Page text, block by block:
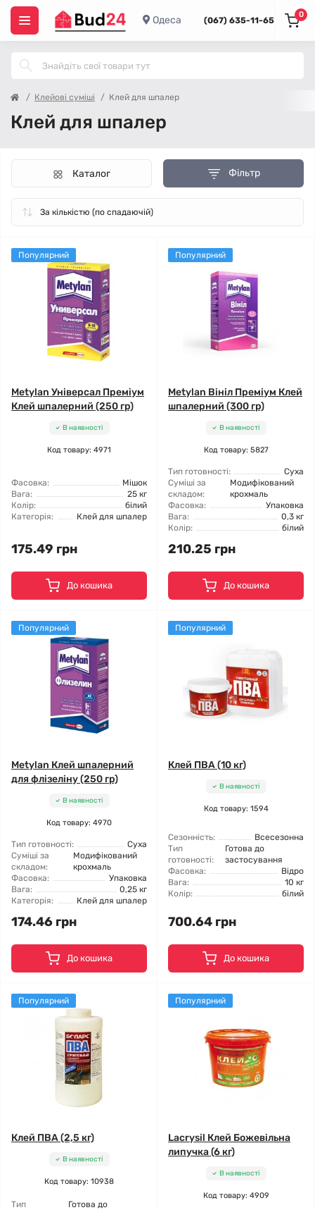
Одеса (067) 635-11-65
0
Клейові суміші Клей для шпалер
Клей для шпалер
Фільтр
Каталог
Популярний
Metylan Універсал Преміум
Клей шпалерний (250 гр)
В наявності
Код товару: 4971
Фасовка:
Мішок
Вага:
25 кг
Колір:
білий
Категорія:
Клей для шпалер
175.49 грн
До кошика
Популярний
Metylan Вініл Преміум Клей
шпалерний (300 гр)
В наявності
Код товару: 5827
Тип готовності:
Суха
Суміші за
складом:
Модифікований
крохмаль
Фасовка:
Упаковка
Вага:
0,3 кг
Колір:
білий
210.25 грн
До кошика
Популярний
Metylan Клей шпалерний
для флізеліну (250 гр)
В наявності
Код товару: 4970
Тип готовності:
Суха
Суміші за
складом:
Модифікований
крохмаль
Фасовка:
Упаковка
Вага:
0,25 кг
Категорія:
Клей для шпалер
174.46 грн
До кошика
Популярний
Клей ПВА (10 кг)
В наявності
Код товару: 1594
Сезонність:
Всесезонна
Тип
готовності:
Готова до
застосування
Фасовка:
Відро
Вага:
10 кг
Колір:
білий
700.64 грн
До кошика
Популярний
Клей ПВА (2,5 кг)
В наявності
Код товару: 10938
Тип
Готова до
Популярний
Lacrysil Клей Божевільна
липучка (6 кг)
В наявності
Код товару: 4909